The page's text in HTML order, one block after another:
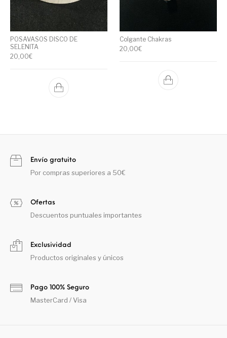
POSAVASOS DISCO DE
SELENITA
20,00€
Colgante Chakras
20,00€
Envío gratuito
Por compras superiores a 50€
Ofertas
Descuentos puntuales importantes
Exclusividad
Productos originales y únicos
Pago 100% Seguro
MasterCard / Visa